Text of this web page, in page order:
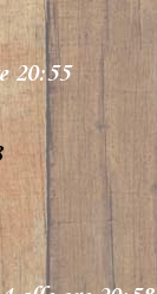
20:55